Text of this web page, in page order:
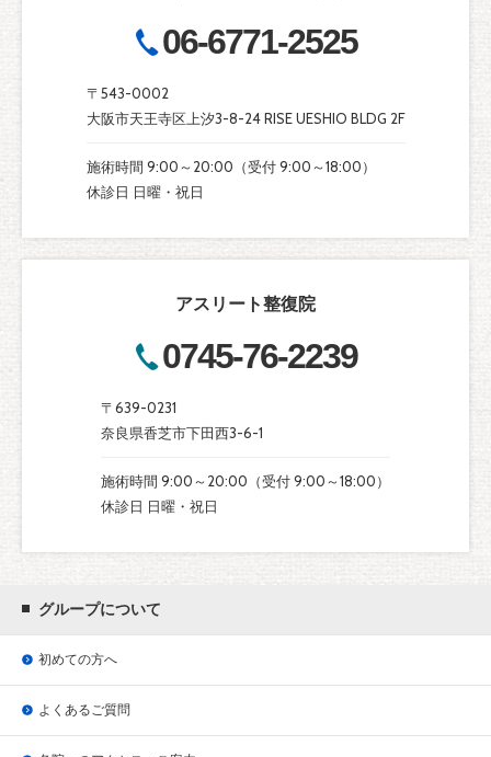
06-6771-2525
〒543-0002
大阪市天王寺区上汐3-8-24 RISE UESHIO BLDG 2F
施術時間 9:00～20:00（受付 9:00～18:00）
休診日 日曜・祝日
アスリート整復院
0745-76-2239
〒639-0231
奈良県香芝市下田西3-6-1
施術時間 9:00～20:00（受付 9:00～18:00）
休診日 日曜・祝日
グループについて
初めての方へ
よくあるご質問